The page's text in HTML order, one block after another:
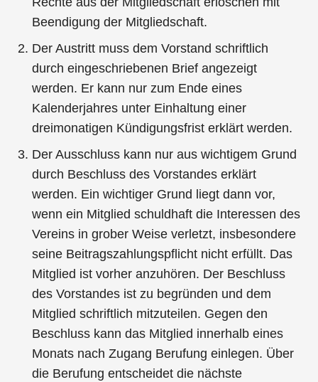
Beendigung der Mitgliedschaft.
Der Austritt muss dem Vorstand schriftlich
durch eingeschriebenen Brief angezeigt
werden. Er kann nur zum Ende eines
Kalenderjahres unter Einhaltung einer
dreimonatigen Kündigungsfrist erklärt werden.
Der Ausschluss kann nur aus wichtigem Grund
durch Beschluss des Vorstandes erklärt
werden. Ein wichtiger Grund liegt dann vor,
wenn ein Mitglied schuldhaft die Interessen des
Vereins in grober Weise verletzt, insbesondere
seine Beitragszahlungspflicht nicht erfüllt. Das
Mitglied ist vorher anzuhören. Der Beschluss
des Vorstandes ist zu begründen und dem
Mitglied schriftlich mitzuteilen. Gegen den
Beschluss kann das Mitglied innerhalb eines
Monats nach Zugang Berufung einlegen. Über
die Berufung entscheidet die nächste